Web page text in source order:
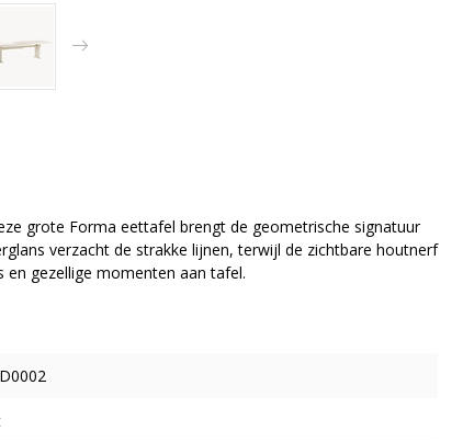
grote Forma eettafel brengt de geometrische signatuur
verzacht de strakke lijnen, terwijl de zichtbare houtnerf
gezellige momenten aan tafel.